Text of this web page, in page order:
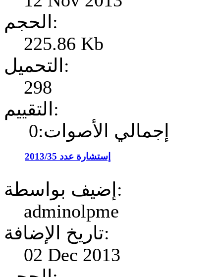
الحجم:
225.86 Kb
التحميل:
298
التقييم:
إجمالي الأصوات:0
إستشارة عدد 2013/35
إضيف بواسطة:
adminolpme
تاريخ الإضافة:
02 Dec 2013